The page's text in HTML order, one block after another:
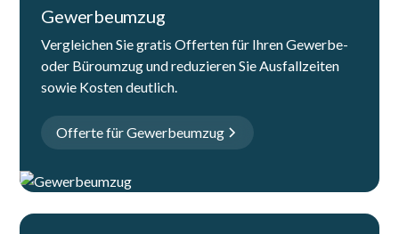
Gewerbeumzug
Vergleichen Sie gratis Offerten für Ihren Gewerbe-
oder Büroumzug und reduzieren Sie Ausfallzeiten
sowie Kosten deutlich.
Offerte für Gewerbeumzug